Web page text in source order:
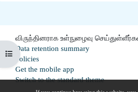
Open course index
விருந்தினராக உள்நுழைவு
Data retention summary
Policies
Get the mobile app
Switch to the standard theme